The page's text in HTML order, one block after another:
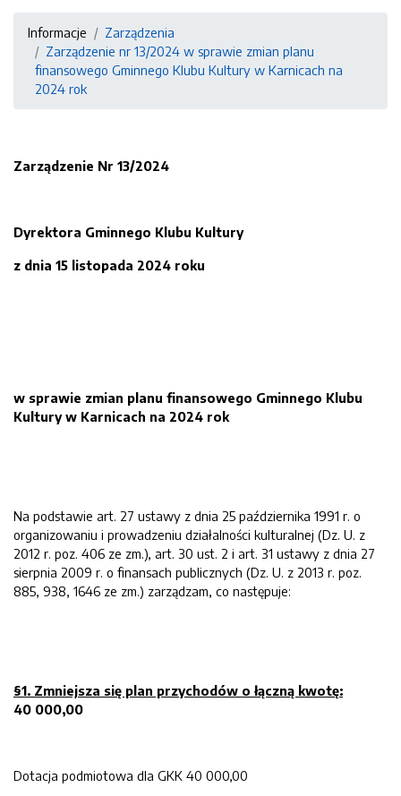
Informacje
Zarządzenia
Zarządzenie nr 13/2024 w sprawie zmian planu
finansowego Gminnego Klubu Kultury w Karnicach na
2024 rok
Zarządzenie Nr 13/2024
Dyrektora Gminnego Klubu Kultury
z dnia 15 listopada 2024 roku
w sprawie zmian planu finansowego Gminnego Klubu
Kultury w Karnicach na 2024 rok
Na podstawie art. 27 ustawy z dnia 25 października 1991 r. o
organizowaniu i prowadzeniu działalności kulturalnej (Dz. U. z
2012 r. poz. 406 ze zm.), art. 30 ust. 2 i art. 31 ustawy z dnia 27
sierpnia 2009 r. o finansach publicznych (Dz. U. z 2013 r. poz.
885, 938, 1646 ze zm.) zarządzam, co następuje:
§1. Zmniejsza się plan przychodów o łączną kwotę:
40 000,00
Dotacja podmiotowa dla GKK 40 000,00